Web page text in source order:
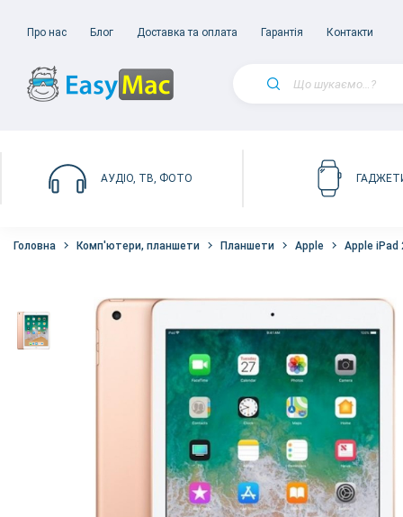
Про нас Блог Доставка та оплата Гарантія Контакти
АУДІО, ТВ, ФОТО
Головна Комп'ютери, планшети Планшети Apple Apple iPad